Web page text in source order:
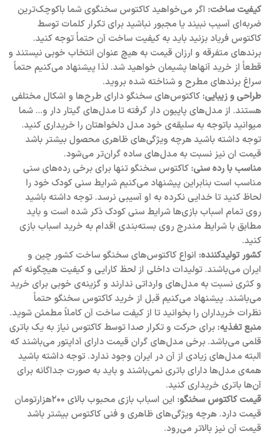
کیفیت ساخت: اگر می‌خواهید کاکتوس سخنگو‌ی شما باکوچک‌ترین
ضربه‌ای آسیب نبیند یا مجبور نباشید برای تکرار کلمات توسط
کاکتوس فریاد بزنید باید به کیفیت ساخت آن حتماً توجه کنید.
برند‌های متفرقه و ارزان قیمت به هیچ عنوان انتخاب خوبی نیستند و
قطعاً از خرید آنها‌ها پشیمان خواهید شد. لذا پیشنهاد می‌کنیم حتماً
سراغ برند‌های مطرح و شناخته شده بروید.
طراحی و زیبایی: کاکتوس‌های سخنگو دارای طرح‌ها و اشکال مختلفی
هستند. از مدل‌های پاپیون دار گرفته تا مدل‌های گیتار دار و… شما
میوانید باتوجه به سلیقه‌ی خود مدل دلخواهتان را خریداری کنید.
توجه داشته باشید هرچه ویژگی‌های ظاهری محصول بیشتر باشد
قیمت ان نیز نسبت به مدل‌های ساده گران‌تر می‌شود.
مناسب با رده سنی: کاکتوس سخنگو تنها برای برخی رده‌های سنی
مناسب است بنابراین پیشنهاد می‌کنیم شرایط سنی کودک خود را
لحاظ کنید تا خدایی نکرده به او آسیبی نرسد. توجه داشته باشید
روی تمام اسباب بازی‌ها شرایط سنی کودک ذکر شده است و باید
مطابق با شرایط مندرج روی بسته‌بندی اقدام به خرید اسباب بازی
کنید.
کشور تولید‌کننده: انواع کاکتوس‌های سخنگو ساخت کشور چین و
ایران می‌باشند. تولیدات داخلی از لحظ کارایی و کیفیت هیچگونه کم
و کثری نسبت به مدل‌های وارداتی ندارند و گزینه‌ی خوبی برای خرید
می‌باشند. پیشنهاد می‌کنیم قبل از خرید کاکتوس سخنگو حتماً
نظرات خریداران را بخوانید تا از کیفت ساخت آن کاملاً مطمئن شوید.
منبع تغذیه: برای حرکت و تکرار صدا توسط کاکتوس نیاز به یک باتری
قلمی می‌باشد. برخی مدل‌های گران قیمت دارای آداپتور می‌باشند که
البته مدل‌های زیادی از آن در ایران وجود ندارد. توجه داشته باشید
همه‌ی مدل‌ها دارای باتری نمی‌باشند و باید به صورت جداگانه برای
آن‌ها باتری خریداری کنید.
قیمت کاکتوس سخنگو:
این اسباب بازی محبوب بالای ۲۰۰هزارتومان
قیمت دارد. هرچه ویژگی‌های ظاهری و فنی کاکتوس بیشتر باشد
قیمت آن نیز بالاتر می‌رود.